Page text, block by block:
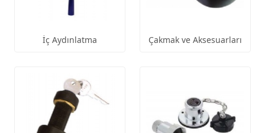
İç Aydınlatma Çakmak ve Aksesuarları